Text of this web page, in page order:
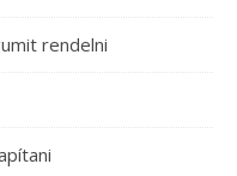
rendelni